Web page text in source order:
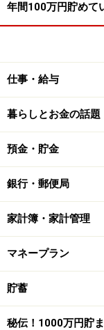
年間100万円貯めて
仕事・給与
暮らしとお金の話題
預金・貯金
銀行・郵便局
家計簿・家計管理
マネープラン
貯蓄
秘伝！1000万円貯